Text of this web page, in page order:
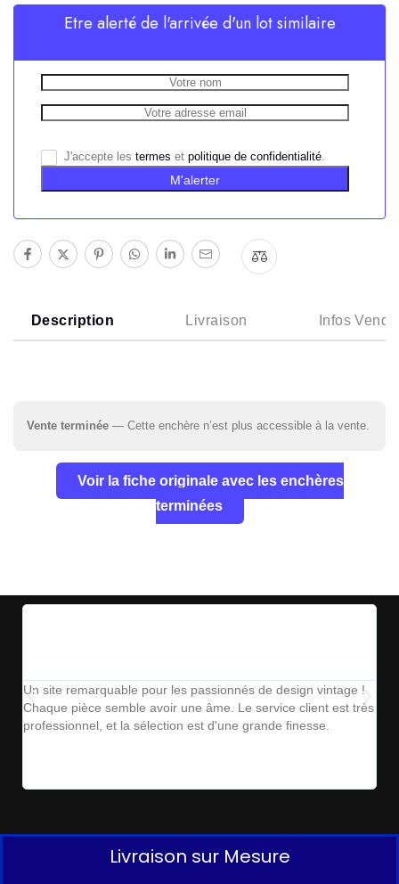
Etre alerté de l'arrivée d'un lot similaire
J'accepte les termes et politique de confidentialité.
M'alerter
Description Livraison Infos
Vente terminée — Cette enchère n’est plus accessible à la vente.
Voir la fiche originale avec les enchères
terminées
Un site remarquable pour les passionnés de design vintage !
Chaque pièce semble avoir une âme. Le service client est très
professionnel, et la sélection est d'une grande finesse.
Livraison sur Mesure